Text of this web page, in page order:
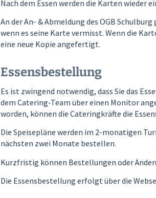
Nach dem Essen werden die Karten wieder
An der An- & Abmeldung des OGB
wenn es seine Karte vermisst. Wenn die
eine neue Kopie angefertigt.
Essensbestellung
Es ist zwingend notwendig, dass Sie das
dem Catering-Team über einen Monitor
worden, können die Cateringkräfte die
Die Speisepläne werden im 2-monatigen
nächsten zwei Monate bestellen.
Kurzfristig können Bestellungen oder
Die Essensbestellung erfolgt über die